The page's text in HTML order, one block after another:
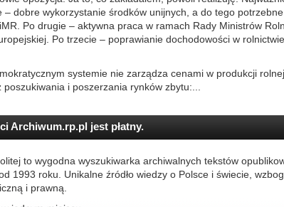
– dobre wykorzystanie środków unijnych, a do tego
Po drugie – aktywna praca w ramach Rady Ministrów
Po trzecie – poprawianie dochodowości w
systemie nie zarządza cenami w produkcji
i poszerzania rynków zbytu:...
Archiwum.rp.pl jest płatny.
to wygodna wyszukiwarka archiwalnych tekstów
1993 roku. Unikalne źródło wiedzy o Polsce i świecie,
i prawną.